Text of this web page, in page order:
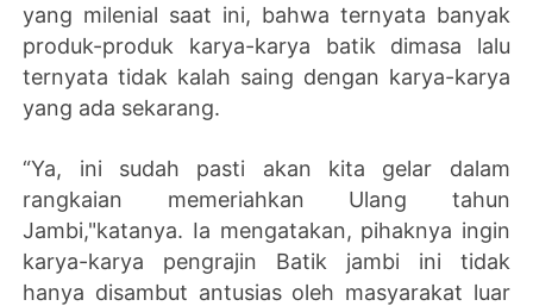
yang milenial saat ini, bahwa ternyata banyak
produk-produk karya-karya batik dimasa lalu
ternyata tidak kalah saing dengan karya-karya
yang ada sekarang.
“Ya, ini sudah pasti akan kita gelar dalam
rangkaian memeriahkan Ulang tahun
Jambi,"katanya. Ia mengatakan, pihaknya ingin
karya-karya pengrajin Batik jambi ini tidak
hanya disambut antusias oleh masyarakat luar